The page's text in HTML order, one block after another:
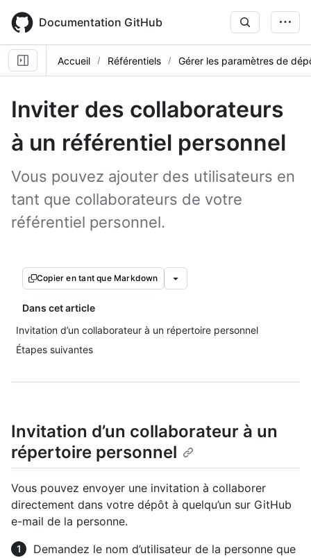
main
content
Documentation GitHub
Accueil Référentiels Gérer les paramètres de
Inviter des collaborateurs
à un référentiel personnel
Vous pouvez ajouter des utilisateurs en
tant que collaborateurs de votre
référentiel personnel.
Copier en tant que Markdown
Dans cet article
Invitation d’un collaborateur à un répertoire personnel
Étapes suivantes
Invitation d’un collaborateur à un
répertoire personnel
Vous pouvez envoyer une invitation à collaborer
directement dans votre dépôt à quelqu’un sur GitHub
e-mail de la personne.
Demandez le nom d’utilisateur de la personne que